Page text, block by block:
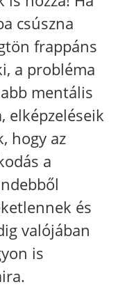
csúszna
frappáns
a probléma
mentális
elképzeléseik
hogy az
a
és
valójában
is